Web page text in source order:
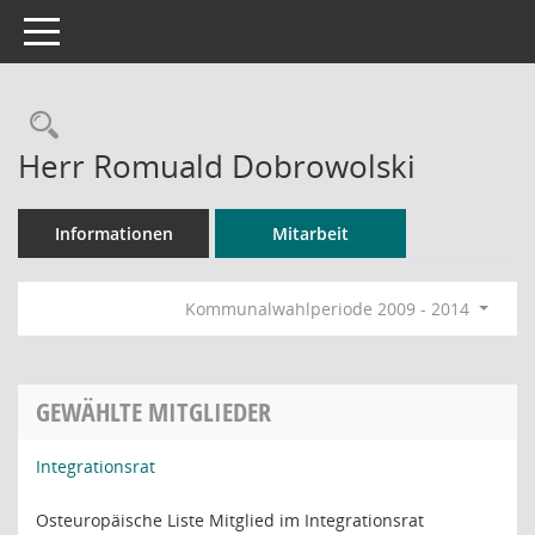
Toggle navigation
Rechercheauswahl
Herr Romuald Dobrowolski
Informationen Mitarbeit
Kommunalwahlperiode 2009 - 2014
GEWÄHLTE MITGLIEDER
Integrationsrat
Osteuropäische Liste Mitglied im Integrationsrat